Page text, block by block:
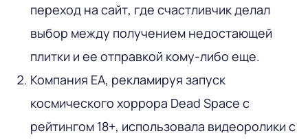
переход на сайт, где счастливчик делал
выбор между получением недостающей
плитки и ее отправкой кому-либо еще.
Компания EA, рекламируя запуск
космического хоррора Dead Space с
рейтингом 18+, использовала видеоролики с